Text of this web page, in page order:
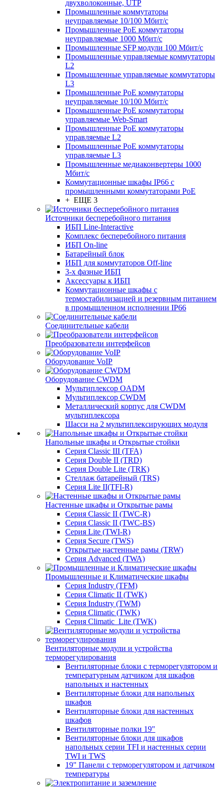
двухволоконные, UTP
Промышленные коммутаторы
неуправляемые 10/100 Мбит/с
Промышленные PoE коммутаторы
неуправляемые 1000 Мбит/с
Промышленные SFP модули 100 Мбит/c
Промышленные управляемые коммутаторы
L2
Промышленные управляемые коммутаторы
L3
Промышленные PoE коммутаторы
неуправляемые 10/100 Мбит/с
Промышленные PoE коммутаторы
управляемые Web-Smart
Промышленные PoE коммутаторы
управляемые L2
Промышленные PoE коммутаторы
управляемые L3
Промышленные медиаконвертеры 1000
Мбит/с
Коммутационные шкафы IP66 c
промышленными коммутаторами PoE
+ ЕЩЕ 3
Источники бесперебойного питания
ИБП Line-Interactive
Комплекс бесперебойного питания
ИБП On-line
Батарейный блок
ИБП для коммутаторов Off-line
3-х фазные ИБП
Аксессуары к ИБП
Коммутационные шкафы с
термостабилизацией и резервным питанием
в промышленном исполнении IP66
Соединительные кабели
Преобразователи интерфейсов
Оборудование VoIP
Оборудование CWDM
Мультиплекcор OADM
Мультиплексор CWDM
Металлический корпус для CWDM
мультиплексора
Шасси на 2 мультиплексирующих модуля
Напольные шкафы и Открытые стойки
Серия Classic III (TFA)
Серия Double II (TRD)
Серия Double Lite (TRK)
Стеллаж батарейный (TRS)
Серия Lite II(TFI-R)
Настенные шкафы и Открытые рамы
Серия Classic II (TWC-R)
Серия Classic II (TWC-BS)
Серия Lite (TWI-R)
Серия Secure (TWS)
Открытые настенные рамы (TRW)
Серия Advanced (TWA)
Промышленные и Климатические шкафы
Серия Industry (TFM)
Серия Climatic II (TWK)
Серия Industry (TWM)
Серия Climatic (TWK)
Серия Climatic_Lite (TWK)
Вентиляторные модули и устройства
терморегулирования
Вентиляторные блоки с терморегулятором и
температурным датчиком для шкафов
напольных и настенных
Вентиляторные блоки для напольных
шкафов
Вентиляторные блоки для настенных
шкафов
Вентиляторные полки 19"
Вентиляторные блоки для шкафов
напольных серии TFI и настенных серии
TWI и TWS
19" Панели с терморегулятором и датчиком
температуры